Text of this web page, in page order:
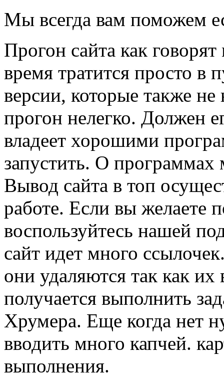
Мы всегда вам поможем
Прогон сайта как
время тратится просто в
версии, которые также
прогон нелегко. Должен
владеет хорошими
запустить. О
Вывод сайта в топ
работе. Если вы желаете
воспользуйтесь нашей
сайт идет много
они удаляются так как
получается выполнить
Хрумера. Еще когда нет
вводить много капчей.
выполнения.